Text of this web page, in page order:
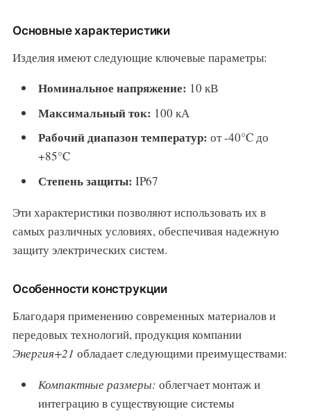
Основные характеристики
Изделия имеют следующие ключевые параметры:
Номинальное напряжение: 10 кВ
Максимальный ток: 100 кА
Рабочий диапазон температур: от -40°C до
+85°C
Степень защиты: IP67
Эти характеристики позволяют использовать их в
самых различных условиях, обеспечивая надежную
защиту электрических систем.
Особенности конструкции
Благодаря применению современных материалов и
передовых технологий, продукция компании
Энергия+21 обладает следующими преимуществами:
Компактные размеры: облегчает монтаж и
интеграцию в существующие системы